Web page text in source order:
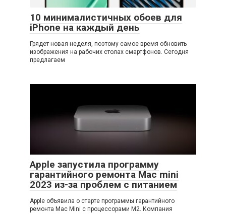
10 минималистичных обоев для
iPhone на каждый день
Грядет новая неделя, поэтому самое время обновить
изображения на рабочих столах смартфонов. Сегодня
предлагаем
Apple запустила программу
гарантийного ремонта Mac mini
2023 из-за проблем с питанием
Apple объявила о старте программы гарантийного
ремонта Mac Mini с процессорами M2. Компания